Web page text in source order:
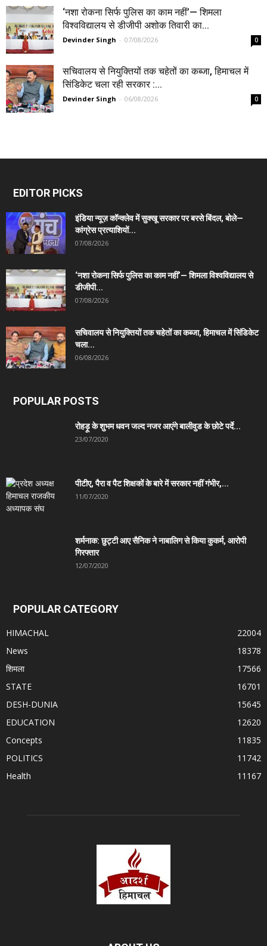
‘नशा रोकना सिर्फ पुलिस का काम नहीं’— शिमला
विश्वविद्यालय से डीजीपी अशोक तिवारी का...
Devinder Singh - 07/08/2026 0
सचिवालय से नियुक्तियों तक चहेतों का कब्जा, हिमाचल में
सिंडिकेट चला रही सरकार :...
Devinder Singh - 06/08/2026 0
EDITOR PICKS
इंडिया न्यूज़ कॉन्क्लेव में सुक्खू सरकार पर बरसे बिंदल, बोले—
कांग्रेस प्रत्याशियों...
07/08/2026
‘नशा रोकना सिर्फ पुलिस का काम नहीं’— शिमला विश्वविद्यालय से
डीजीपी...
07/08/2026
सचिवालय से नियुक्तियों तक चहेतों का कब्जा, हिमाचल में सिंडिकेट
चला...
06/08/2026
POPULAR POSTS
रोहड़ू के शुभम धवन जल्द नजर आएंगे बालीवुड के छोटे पर्दे...
23/07/2020
पीटीए, पैरा व पैट शिक्षकों के बारे में सरकार नहीं गंभीर,...
11/07/2020
शर्मनाक: छुट्टी आए सैनिक ने नाबालिग से किया कुकर्म, आरोपी
गिरफ्तार
12/07/2020
POPULAR CATEGORY
HIMACHAL
22004
News
18378
शिमला
17566
STATE
16701
DESH-DUNIA
15645
EDUCATION
12620
Concepts
11835
POLITICS
11742
Health
11167